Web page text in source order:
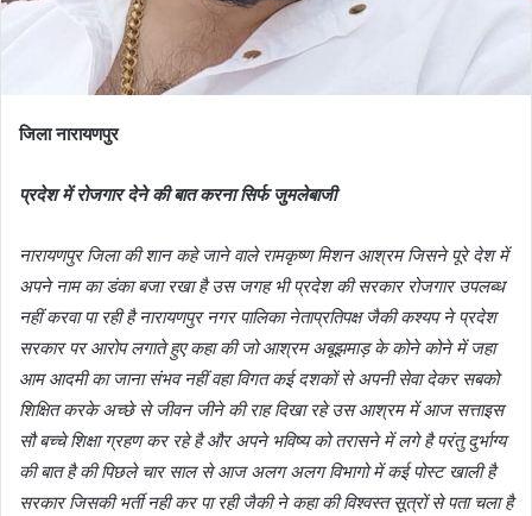
जिला नारायणपुर
प्रदेश में रोजगार देने की बात करना सिर्फ जुमलेबाजी
नारायणपुर जिला की शान कहे जाने वाले रामकृष्ण मिशन आश्रम जिसने पूरे देश में
अपने नाम का डंका बजा रखा है उस जगह भी प्रदेश की सरकार रोजगार उपलब्ध
नहीं करवा पा रही है नारायणपुर नगर पालिका नेताप्रतिपक्ष जैकी कश्यप ने प्रदेश
सरकार पर आरोप लगाते हुए कहा की जो आश्रम अबूझमाड़ के कोने कोने में जहा
आम आदमी का जाना संभव नहीं वहा विगत कई दशकों से अपनी सेवा देकर सबको
शिक्षित करके अच्छे से जीवन जीने की राह दिखा रहे उस आश्रम में आज सत्ताइस
सौ बच्चे शिक्षा ग्रहण कर रहे है और अपने भविष्य को तरासने में लगे है परंतु दुर्भाग्य
की बात है की पिछले चार साल से आज अलग अलग विभागो में कई पोस्ट खाली है
सरकार जिसकी भर्ती नही कर पा रही जैकी ने कहा की विश्वस्त सूत्रों से पता चला है